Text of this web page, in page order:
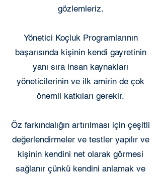
gözlemleriz.
Yönetici Koçluk Programlarının
başarısında kişinin kendi gayretinin
yanı sıra insan kaynakları
yöneticilerinin ve ilk amirin de çok
önemli katkıları gerekir.
Öz farkındalığın artırılması için çeşitli
değerlendirmeler ve testler yapılır ve
kişinin kendini net olarak görmesi
sağlanır çünkü kendini anlamak ve